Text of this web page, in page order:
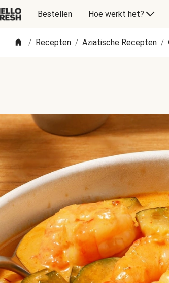
Bestellen Hoe werkt het?
/ Recepten / Aziatische Recepten /